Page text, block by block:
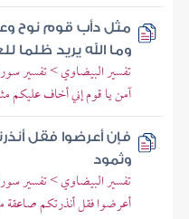
مثل دأب قوم نوح
وما الله يريد ظلما
تفسير البيضاوي > تفسير
آمن يا قوم إني أخاف عليكم
فإن أعرضوا فقل
وثمود
تفسير البيضاوي > تفسير
أعرضوا فقل أنذرتكم